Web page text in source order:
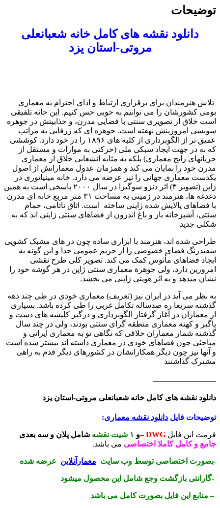
توضیحات
دانلود نقشه های کامل خانه شعبانعلی
مروتی-استان یزد
تلاش هنرمندان برای برقراری ارتباط و ادای احترام به معماری
بومی کشورشان را می توانیم به خوبی حس کنیم. این خانه تلفیقی
است خلاق از تصویری سنتی با فضایی مدرن، و جذابیتش در جوهره
سویسی امروزینش نهفته است. جوهره ای که ژرفایی به مراتب
عمیق تر از الگوبرداری از کلبه های ۱۸۹۶ را در خود دارد. کوششی
که نه در جهت ایجاد سبکی ملی (حرکتی به موازات و مستقل از
جریانهای رایج معماری) بلکه به مثابه انشعابی خلاق از معماری
مدرن خود را نمایان می کند و همزمان عدول معمارانش از اصول
یکدست معماری جهانی را نیز عرضه می دارد. خانه مینیاتوری در
ژاپن (تصویر ۳) اثر
دنزو سوگیرا در سال ۲۰۰۰ پاسخی است به همین
دغدغه ها، هنرمند در زمینی به مساحت ۳۱ متر مربع خانه ای مدرن
با فضاهای پالایش شده ژاپنی ساخته است. اتاق تاتامی، حمام
سنتی، آشپزخانه باز و باغ اندرون از فضاهای سنتی ژاپنی اند که به
شکلی جدید
طراحی شده اند، هنرمند با ابزاری ساده چون در های مشبک کشویی
سفیدرنگ فضای خصوصی را از حریم عمومی جدا و این گونه به
ایجاد فضاهای مأثوس کمک می کند. تصویر کلی طرح نقشی
امروزین دارد، ولی جوهرة معماری سنتی ژاپن در هر گوشه خود را
نشان میدهد و به اثر هویتی ژاپنی می بخشد.
به نظر می آید در ایران نیز (تعريف) معماری خودی در طی چند دهه
گذشته سريعا ره صدساله تکامل غربی را طی کرده باشد. بسیاری
از معماران در آغاز گرفتار الگوبرداری و درگیر کلیشه های دست و
پاگیر و کهنه معماری منطقه گرای سنتی بودند، ولی در چند سال
گذشته شمار معماران خلاقی که نگاهی تو به معماری ایرانی و
مباحثی چون فضاهای خودی در معماری داشته اند بیشتر شده است
و آنها نیز چون دیگر همکارانشان در کشورهای دیگر قدم به راهی
مشترک گذاشتند
دانلود نقشه های کامل خانه شعبانعلی مروتی-استان یزد
توضیحات فایل دانلود نقشه معماری:
فرمت این فایل DWG – و ۱ شیت نقشه
شامل پلان و سه بعدی
جامع و کامل کاملا اختصاصی می باشد.
-بصورت اختصاصی توسط وب سایت معمارآنلاین عرضه شده
-گارانتی بازگشت وجع شامل این محصول میشود
– منابع این فایل بصورت کامل می باشد